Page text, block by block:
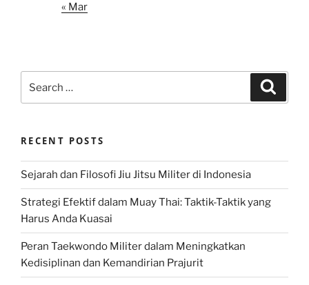
« Mar
for:
RECENT POSTS
Sejarah dan Filosofi Jiu Jitsu Militer di Indonesia
Strategi Efektif dalam Muay Thai: Taktik-Taktik yang
Harus Anda Kuasai
Peran Taekwondo Militer dalam Meningkatkan
Kedisiplinan dan Kemandirian Prajurit